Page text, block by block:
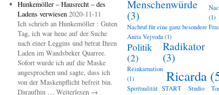
Hunkemöller – Hausrecht – des
Ladens verwiesen 2020-11-11
Ich schrieb an Hunkemöller : Guten
Tag, ich war heue auf der Suche
nach einer Leggins und betrat Ihren
Laden im Wandsbeker Quarree.
Sofort wurde ich auf die Maske
angesprochen und sagte, dass ich
von der Maskenpflicht befreit bin.
Daraufhin … Weiterlesen →
Menschenwürde
(3)
(1)
Nachruf für eine ganz besondere
Anita Vejvoda(1)
Politik
(2)
Radikator
(3)
Reinkarnation
(1)
Ricarda
Spiritualität START
Studio